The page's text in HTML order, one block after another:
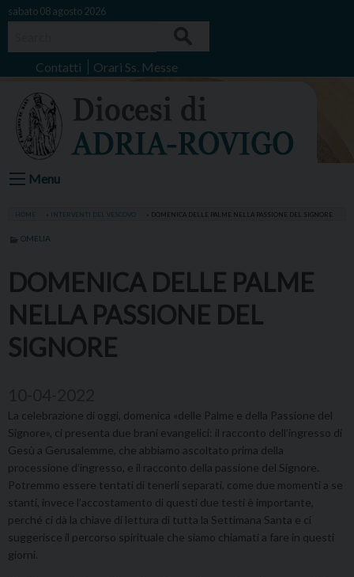
Skip
sabato 08 agosto 2026
Contatti Orari Ss. Messe
Menu
HOME INTERVENTI DEL VESCOVO DOMENICA DELLE PALME NELLA PASSIONE DEL SIGNORE
OMELIA
DOMENICA DELLE PALME
NELLA PASSIONE DEL
SIGNORE
La celebrazione di oggi, domenica «delle Palme e della Passione del
Signore», ci presenta due brani evangelici: il racconto dell’ingresso di
Gesù a Gerusalemme, che abbiamo ascoltato prima della
processione d’ingresso, e il racconto della passione del Signore.
Potremmo essere tentati di tenerli separati, come due momenti a se
stanti, invece l’accostamento di questi due testi è importante,
perché ci dà la chiave di lettura di tutta la Settimana Santa e ci
suggerisce il percorso spirituale che siamo chiamati a fare in questi
giorni.